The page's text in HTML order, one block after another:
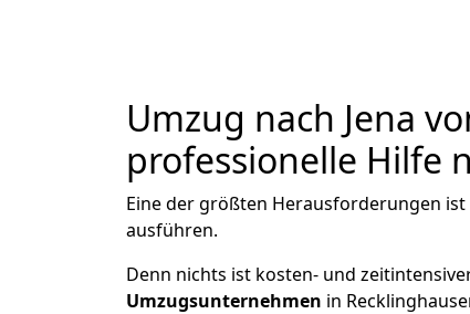
Umzug nach Jena
professionelle Hilfe
Eine der größten Herausforderungen ist
ausführen.
Denn nichts ist kosten- und
Umzugsunternehmen in